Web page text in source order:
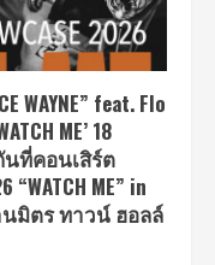
WAYNE” feat. Flo
ME’ 18
ที่คอนเสิร์ต
“WATCH ME” in
มิตร ทาวน์ ฮอลล์